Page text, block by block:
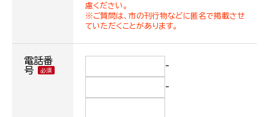
慮ください。
※ご質問は、市の刊行物などに匿名で掲載させ
ていただくことがあります。
電話番
号
-
-